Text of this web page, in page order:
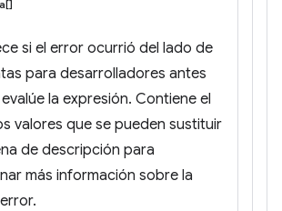
si el error ocurrió del lado de
para desarrolladores antes
la expresión. Contiene el
valores que se pueden sustituir
de descripción para
más información sobre la